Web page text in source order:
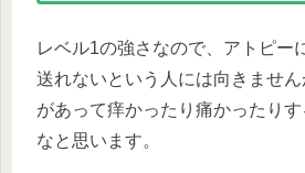
レベル1の強さなので、アトピー
送れないという人には向きませ
があって痒かったり痛かったり
なと思います。